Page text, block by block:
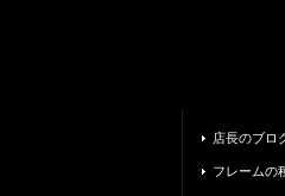
店長のブロ
フレームの